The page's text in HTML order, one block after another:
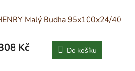
Malý Budha 95x100x24/40
Kč Do košíku